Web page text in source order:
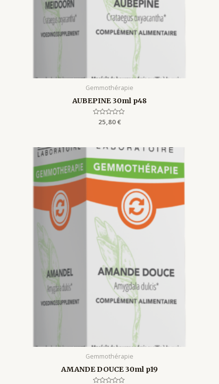
Gemmothérapie
AUBEPINE 30ml p48
Rated
25,80€
Gemmothérapie
AMANDE DOUCE 30ml p19